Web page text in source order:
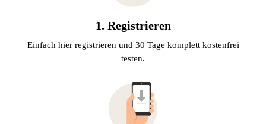
1. Registrieren
Einfach hier registrieren und 30 Tage komplett kostenfrei
testen.